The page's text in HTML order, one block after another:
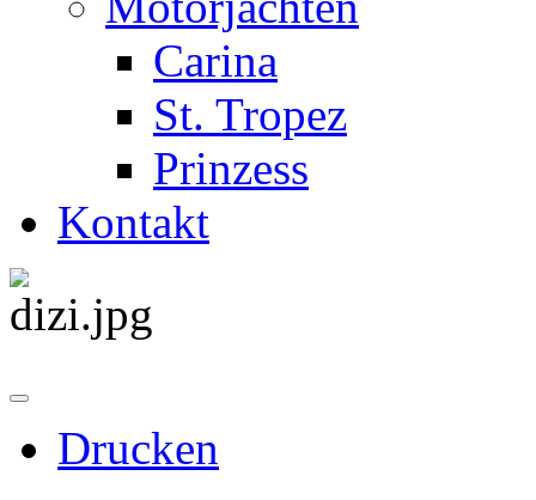
Carina
St. Tropez
Prinzess
Kontakt
Drucken